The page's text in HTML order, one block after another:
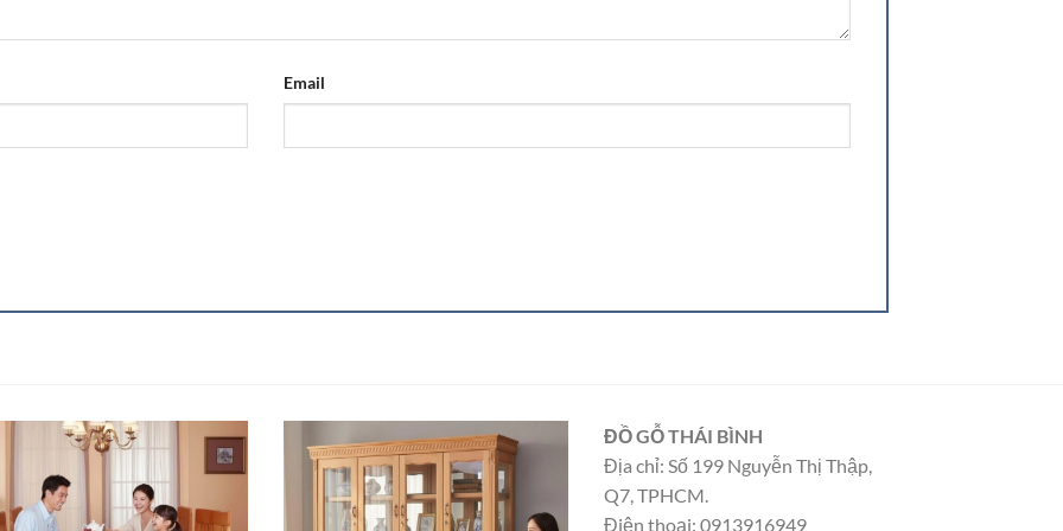
Email
ĐỒ GỖ THÁI BÌNH
Địa chỉ: Số 199 Nguyễn Thị Thập,
Q7, TPHCM.
Điện thoại: 0913916949